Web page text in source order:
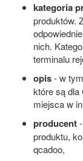
kategoria
produktów.
nich.
terminalu
opis- w
które są dla
miejsca w
producent
produktu,
qcadoo,